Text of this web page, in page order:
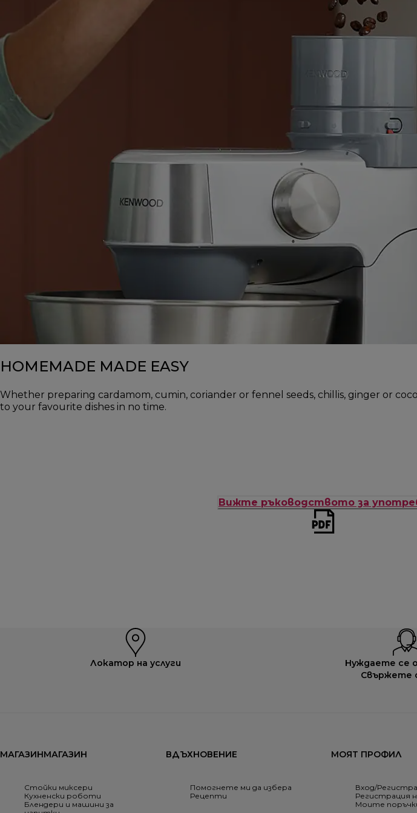
HOMEMADE MADE EASY
Whether preparing cardamom, cumin, coriander or fennel seeds, chillis, ginger or
to your favourite dishes in no time.
Вижте ръководството за
Локатор на услуги
Нуждаете се
Свържете
МАГАЗИНМАГАЗИН
Стойки миксери
Кухненски роботи
Блендери и машини за
ВДЪХНОВЕНИЕ
Помогнете ми да избера
Рецепти
МОЯТ ПРОФИЛ
Вход/
Регистрация
Моите